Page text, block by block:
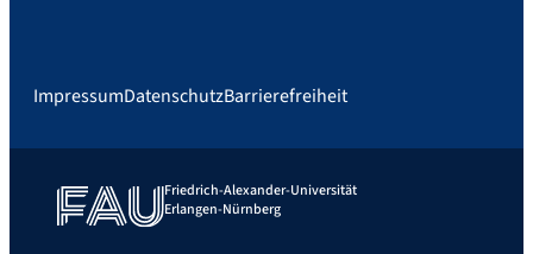
ImpressumDatenschutzBarrierefreiheit
Friedrich-Alexander-Universität
Erlangen-Nürnberg